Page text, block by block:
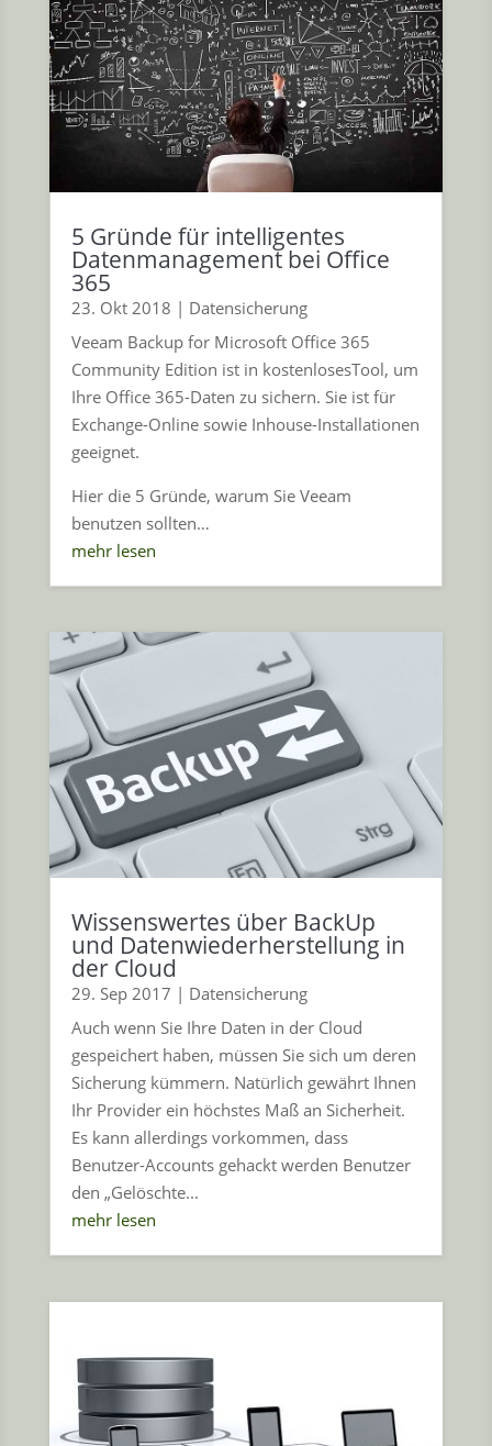
5 Gründe für intelligentes
Datenmanagement bei Office
365
23. Okt 2018 | Datensicherung
Veeam Backup for Microsoft Office 365
Community Edition ist in kostenlosesTool, um
Ihre Office 365-Daten zu sichern. Sie ist für
Exchange-Online sowie Inhouse-Installationen
geeignet.
Hier die 5 Gründe, warum Sie Veeam
benutzen sollten…
mehr lesen
Wissenswertes über BackUp
und Datenwiederherstellung in
der Cloud
29. Sep 2017 | Datensicherung
Auch wenn Sie Ihre Daten in der Cloud
gespeichert haben, müssen Sie sich um deren
Sicherung kümmern. Natürlich gewährt Ihnen
Ihr Provider ein höchstes Maß an Sicherheit.
Es kann allerdings vorkommen, dass
Benutzer-Accounts gehackt werden Benutzer
den „Gelöschte...
mehr lesen